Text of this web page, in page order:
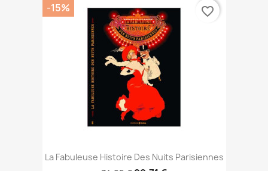
La Fabuleuse Histoire Des Nuits Parisiennes
-15% favorite_border